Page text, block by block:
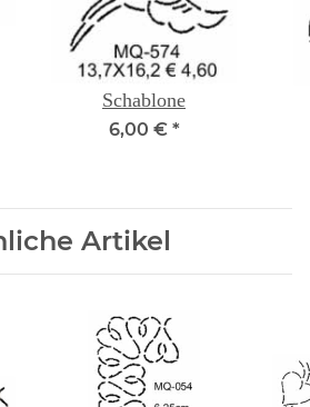
Schablone
6,00 € *
Artikel